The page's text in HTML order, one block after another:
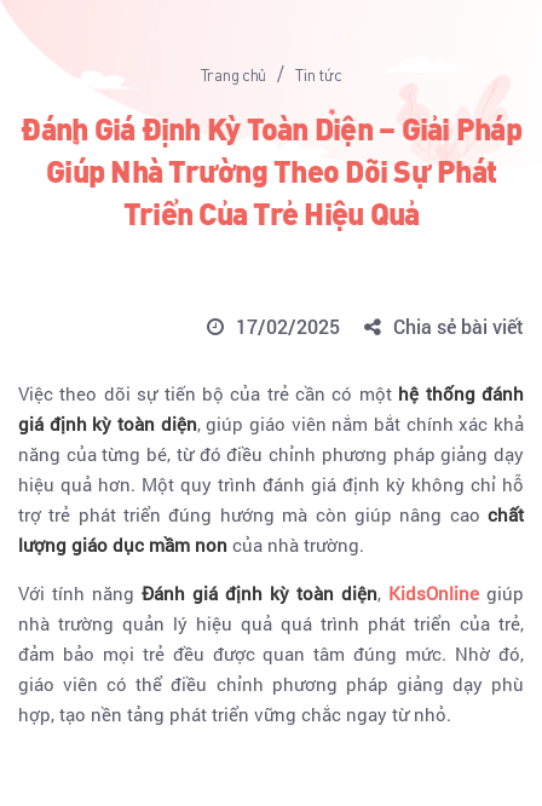
Trang chủ / Tin tức
Đánh Giá Định Kỳ Toàn Diện – Giải Pháp
Giúp Nhà Trường Theo Dõi Sự Phát
Triển Của Trẻ Hiệu Quả
17/02/2025 Chia sẻ bài viết
Việc theo dõi sự tiến bộ của trẻ cần có một hệ thống đánh
giá định kỳ toàn diện, giúp giáo viên nắm bắt chính xác khả
năng của từng bé, từ đó điều chỉnh phương pháp giảng dạy
hiệu quả hơn. Một quy trình đánh giá định kỳ không chỉ hỗ
trợ trẻ phát triển đúng hướng mà còn giúp nâng cao chất
lượng giáo dục mầm non của nhà trường.
Với tính năng Đánh giá định kỳ toàn diện, KidsOnline giúp
nhà trường quản lý hiệu quả quá trình phát triển của trẻ,
đảm bảo mọi trẻ đều được quan tâm đúng mức. Nhờ đó,
giáo viên có thể điều chỉnh phương pháp giảng dạy phù
hợp, tạo nền tảng phát triển vững chắc ngay từ nhỏ.